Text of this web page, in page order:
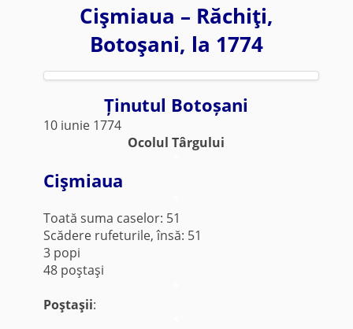
Cişmiaua – Răchiţi,
Botoşani, la 1774
Ținutul Botoșani
10 iunie 1774
Ocolul Târgului
Cişmiaua
Toată suma caselor: 51
Scădere rufeturile, însă: 51
3 popi
48 poştaşi
Poştaşii: